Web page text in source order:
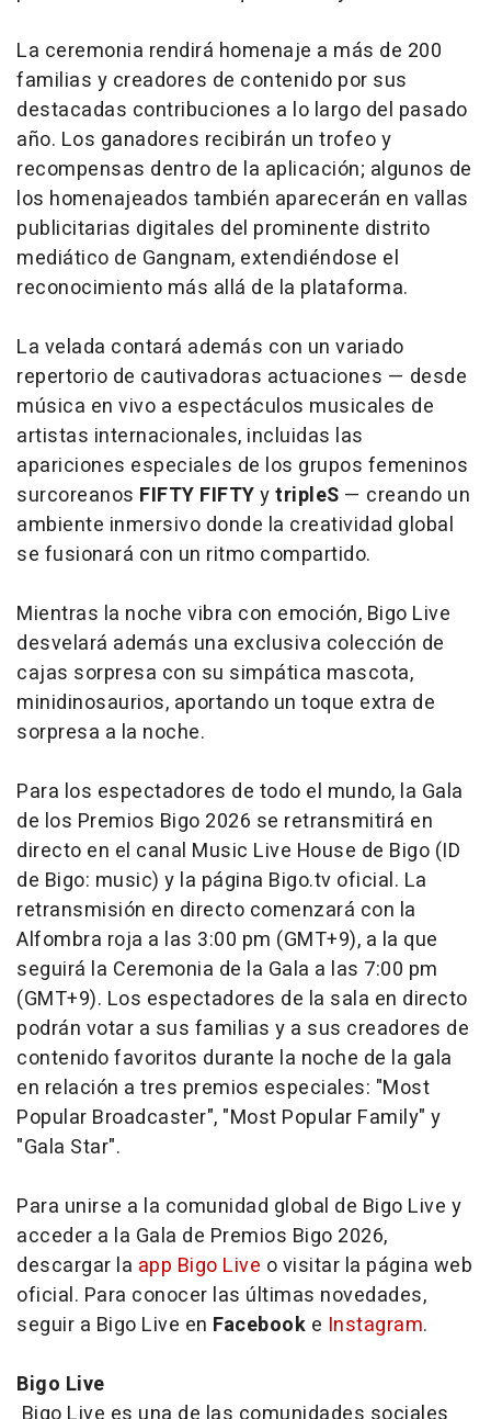
La ceremonia rendirá homenaje a más de 200
familias y creadores de contenido por sus
destacadas contribuciones a lo largo del pasado
año. Los ganadores recibirán un trofeo y
recompensas dentro de la aplicación; algunos de
los homenajeados también aparecerán en vallas
publicitarias digitales del prominente distrito
mediático de Gangnam, extendiéndose el
reconocimiento más allá de la plataforma.
La velada contará además con un variado
repertorio de cautivadoras actuaciones — desde
música en vivo a espectáculos musicales de
artistas internacionales, incluidas las
apariciones especiales de los grupos femeninos
surcoreanos FIFTY FIFTYytripleS — creando un
ambiente inmersivo donde la creatividad global
se fusionará con un ritmo compartido.
Mientras la noche vibra con emoción, Bigo Live
desvelará además una exclusiva colección de
cajas sorpresa con su simpática mascota,
minidinosaurios, aportando un toque extra de
sorpresa a la noche.
Para los espectadores de todo el mundo, la Gala
de los Premios Bigo 2026 se retransmitirá en
directo en el canal Music Live House de Bigo (ID
de Bigo: music) y la página Bigo.tv oficial. La
retransmisión en directo comenzará con la
Alfombra roja a las 3:00 pm (GMT+9), a la que
seguirá la Ceremonia de la Gala a las 7:00 pm
(GMT+9). Los espectadores de la sala en directo
podrán votar a sus familias y a sus creadores de
contenido favoritos durante la noche de la gala
en relación a tres premios especiales: "Most
Popular Broadcaster", "Most Popular Family" y
"Gala Star".
Para unirse a la comunidad global de Bigo Live y
acceder a la Gala de Premios Bigo 2026,
descargar la app Bigo Live o visitar la página web
oficial. Para conocer las últimas novedades,
seguir a Bigo Live en Facebook e Instagram.
Bigo Live